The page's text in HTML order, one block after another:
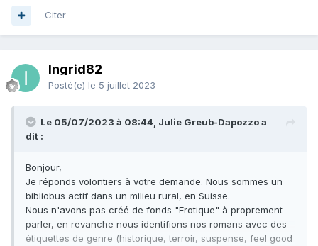
Citer
Ingrid82
Posté(e) le 5 juillet 2023
Le 05/07/2023 à 08:44, Julie Greub-Dapozzo a
dit :
Bonjour,
Je réponds volontiers à votre demande. Nous sommes un
bibliobus actif dans un milieu rural, en Suisse.
Nous n'avons pas créé de fonds "Erotique" à proprement
parler, en revanche nous identifions nos romans avec des
étiquettes de genre (historique, terroir, suspense, feel good